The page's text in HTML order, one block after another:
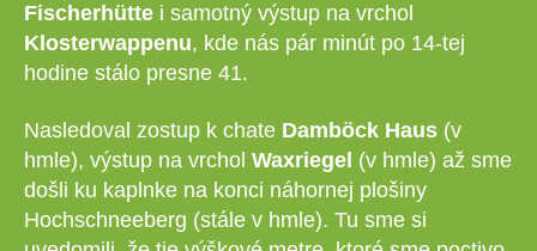
Fischerhütte i samotný výstup na vrchol
Klosterwappenu, kde nás pár minút po 14-tej
hodine stálo presne 41.
Nasledoval zostup k chate Damböck Haus (v
hmle), výstup na vrchol Waxriegel (v hmle) až sme
došli ku kaplnke na konci náhornej plošiny
Hochschneeberg (stále v hmle). Tu sme si